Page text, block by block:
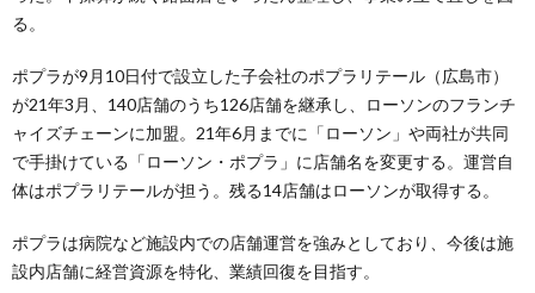
る。
ポプラが9月10日付で設立した子会社のポプラリテール（広島市）
が21年3月、140店舗のうち126店舗を継承し、ローソンのフランチ
ャイズチェーンに加盟。21年6月までに「ローソン」や両社が共同
で手掛けている「ローソン・ポプラ」に店舗名を変更する。運営自
体はポプラリテールが担う。残る14店舗はローソンが取得する。
ポプラは病院など施設内での店舗運営を強みとしており、今後は施
設内店舗に経営資源を特化、業績回復を目指す。